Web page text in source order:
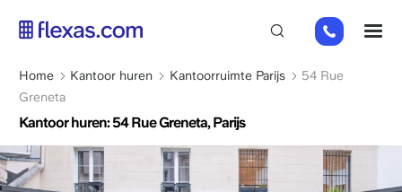
inhoud
gaan
01
82
88
Kruimelpad
Home Kantoor huren Kantoorruimte Parijs
54 Rue
Greneta
Kantoor huren: 54 Rue Greneta, Parijs